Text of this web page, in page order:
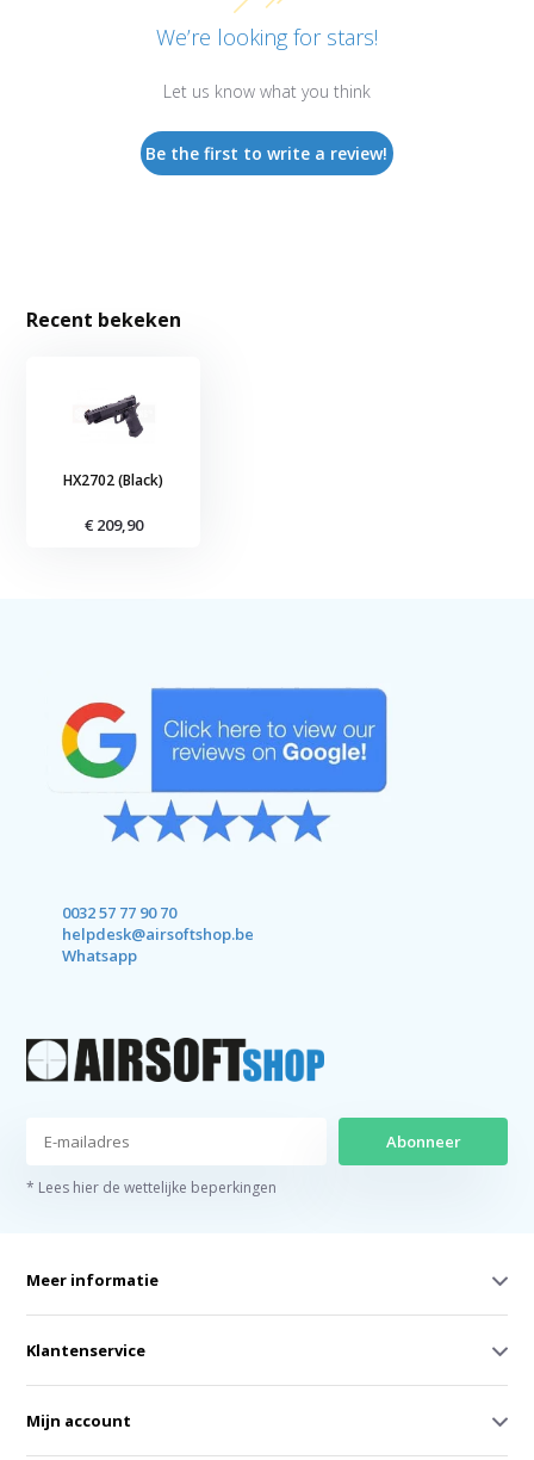
We’re looking for stars!
Let us know what you think
Be the first to write a review!
Recent bekeken
HX2702 (Black)
€ 209,90
0032 57 77 90 70
helpdesk@airsoftshop.be
Whatsapp
Abonneer
* Lees hier de wettelijke beperkingen
Meer informatie
Klantenservice
Mijn account